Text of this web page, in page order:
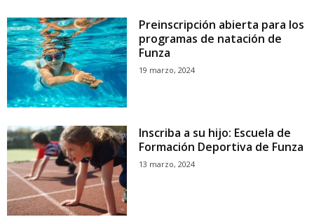
Preinscripción abierta para los
programas de natación de
Funza
19 marzo, 2024
Inscriba a su hijo: Escuela de
Formación Deportiva de Funza
13 marzo, 2024